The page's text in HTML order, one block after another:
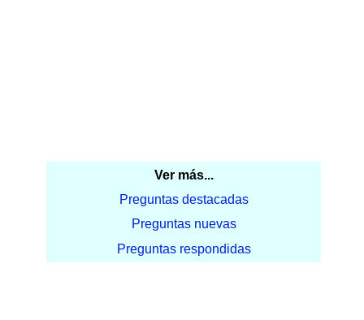
Ver más...
Preguntas destacadas
Preguntas nuevas
Preguntas respondidas